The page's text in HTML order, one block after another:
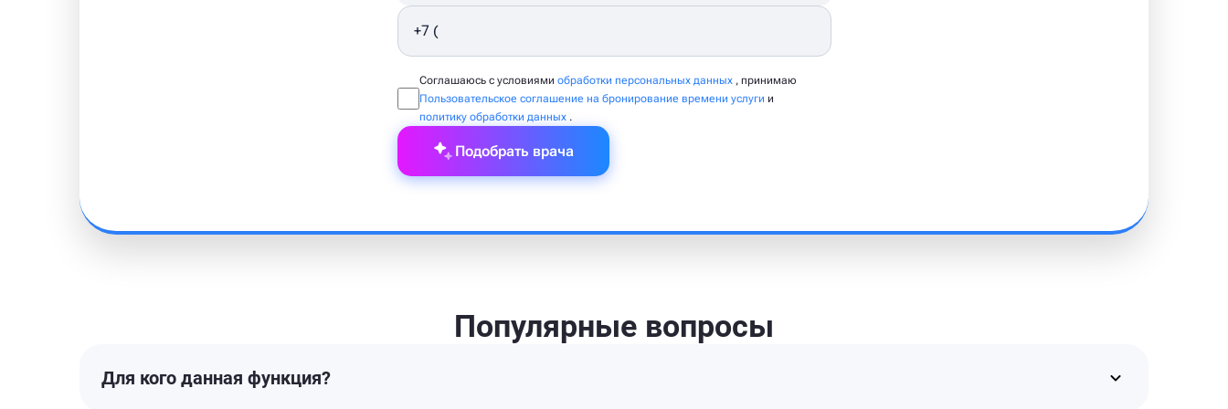
Соглашаюсь с условиями обработки персональных данных , принимаю
Пользовательское соглашение на бронирование времени услуги и
политику обработки данных .
Подобрать врача
Популярные вопросы
Для кого данная функция?